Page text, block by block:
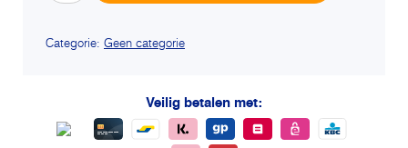
mix
Categorie: Geen categorie
Veilig betalen met: